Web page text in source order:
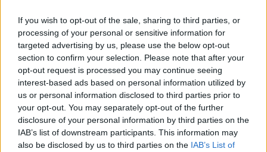
If you wish to opt-out of the sale, sharing to third parties, or
processing of your personal or sensitive information for
targeted advertising by us, please use the below opt-out
section to confirm your selection. Please note that after your
opt-out request is processed you may continue seeing
interest-based ads based on personal information utilized by
us or personal information disclosed to third parties prior to
your opt-out. You may separately opt-out of the further
disclosure of your personal information by third parties on the
IAB’s list of downstream participants. This information may
also be disclosed by us to third parties on the IAB’s List of
BUSINESS
La famiglia Agnelli mette le
mani sulla sanità del Lazio
06/06/2023
POLEMICA
"Il patrocinio non lo vorrei".
Roma Pride, Sgarbi spiazza tutti